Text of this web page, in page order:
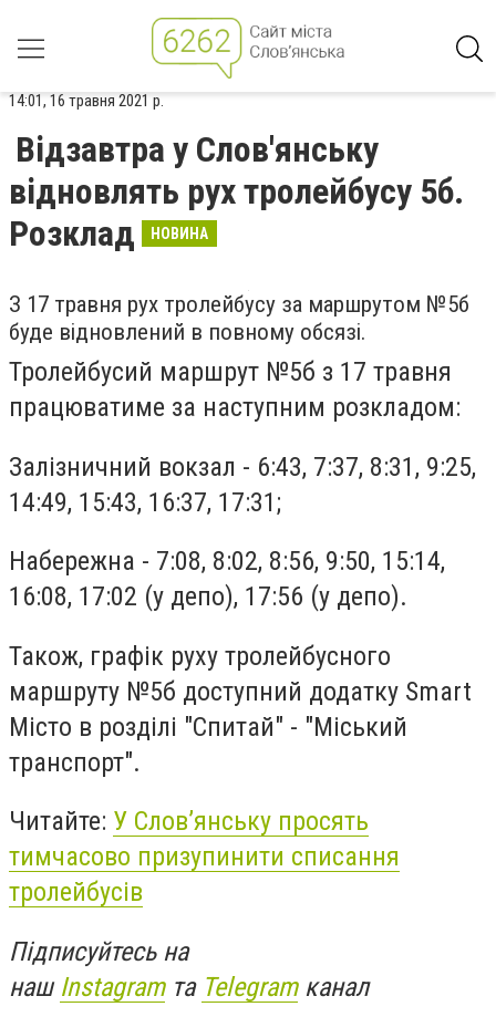
14:01, 16 травня 2021 р.
Відзавтра у Слов'янську
відновлять рух тролейбусу 5б.
Розклад
НОВИНА
З 17 травня рух тролейбусу за маршрутом №5б
буде відновлений в повному обсязі.
Тролейбусий маршрут №5б з 17 травня
працюватиме за наступним розкладом:
Залізничний вокзал - 6:43, 7:37, 8:31, 9:25,
14:49, 15:43, 16:37, 17:31;
Набережна - 7:08, 8:02, 8:56, 9:50, 15:14,
16:08, 17:02 (у депо), 17:56 (у депо).
Також, графік руху тролейбусного
маршруту №5б доступний додатку Smart
Місто в розділі "Спитай" - "Міський
транспорт".
Читайте: У Слов’янську просять
тимчасово призупинити списання
тролейбусів
Підписуйтесь на
наш Instagramта Telegramканал